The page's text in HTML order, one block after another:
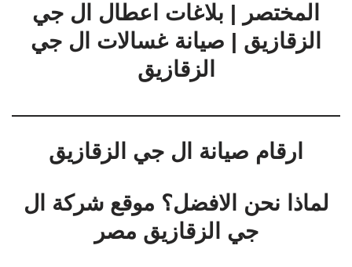
المختصر | بلاغات اعطال ال جي
الزقازيق | صيانة غسالات ال جي
الزقازيق
ارقام صيانة ال جي الزقازيق
لماذا نحن الافضل؟ موقع شركة ال
جي الزقازيق مصر